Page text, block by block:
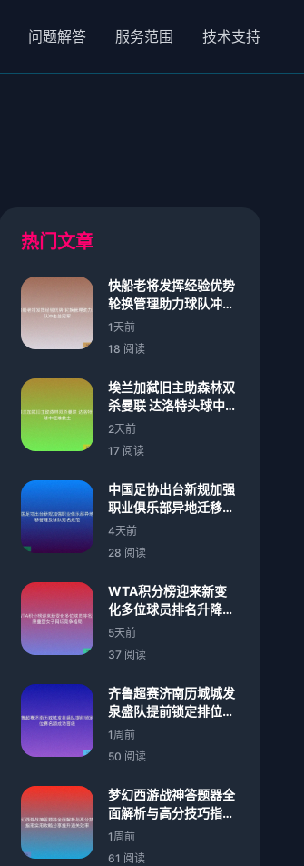
问题解答 服务范围 技术支持
热门文章
快船老将发挥经验优势
轮换管理助力球队冲击
总冠军
1天前
18 阅读
埃兰加弑旧主助森林双
杀曼联 达洛特头球中框
难救主
2天前
17 阅读
中国足协出台新规加强
职业俱乐部异地迁移管
理及球队冠名规范
4天前
28 阅读
WTA积分榜迎来新变
化多位球员排名升降重
塑女子网坛竞争格局
5天前
37 阅读
齐鲁超赛济南历城城发
泉盛队提前锁定排位赛
名额成功晋级
1周前
50 阅读
梦幻西游战神答题器全
面解析与高分技巧指南
实用攻略分享提升通关
效率
1周前
61 阅读